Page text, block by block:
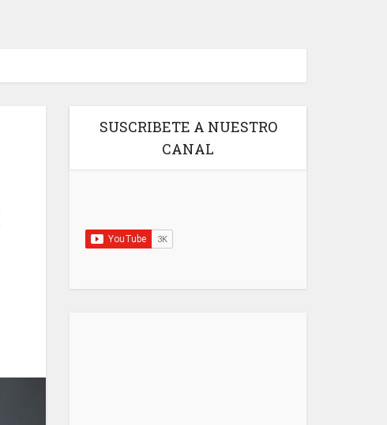
SUSCRIBETE A NUESTRO
CANAL